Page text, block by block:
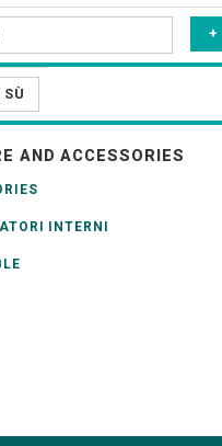
AND ACCESSORIES
INTERNI